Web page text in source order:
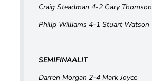
Craig Steadman 4-2 Gary Thomson
Philip Williams 4-1 Stuart Watson
SEMIFINAALIT
Darren Morgan 2-4 Mark Joyce